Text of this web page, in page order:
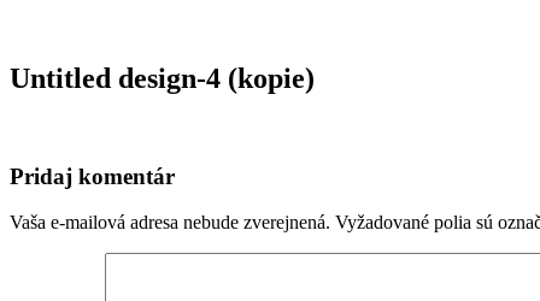
Untitled design-4 (kopie)
Pridaj komentár
Vaša e-mailová adresa nebude zverejnená. Vyžadované polia sú